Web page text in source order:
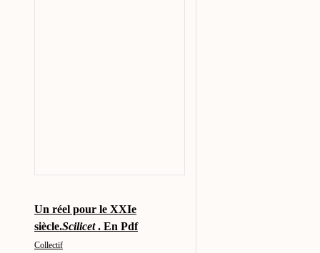
Un réel pour le XXIe
siècle.Scilicet. En Pdf
Collectif